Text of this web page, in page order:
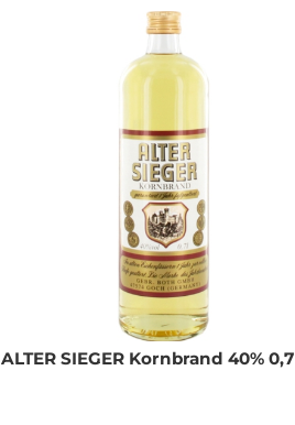
ALTER SIEGER Kornbrand 40% 0,7